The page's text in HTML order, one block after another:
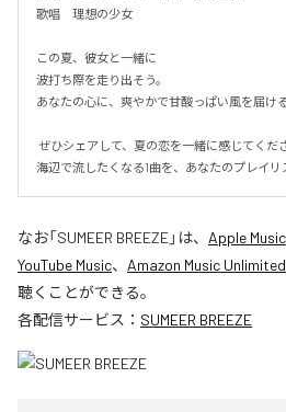
歌唱　理想の少女
この夏、彼女と一緒に
波打ち際を走り出そう。
あなたの心に、爽やかで甘酸っぱい風を届け
海辺で流したくなる1曲を、あなたのプレイリ
なお「SUMEER BREEZE」は、 Apple Music
YouTube Music、 Amazon Music Unlimited
聴くことができる。
各配信サービス： SUMEER BREEZE